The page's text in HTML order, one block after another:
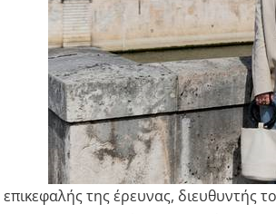
της έρευνας, διευθυντής